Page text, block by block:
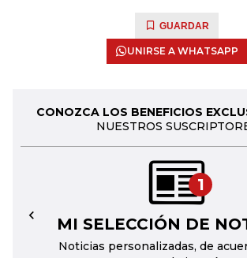
GUARDAR
UNIRSE A WHATSAPP
CONOZCA LOS BENEFICIOS
NUESTROS
1
MI SELECCIÓN DE
Noticias personalizadas, de
←